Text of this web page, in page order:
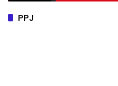
PPJ